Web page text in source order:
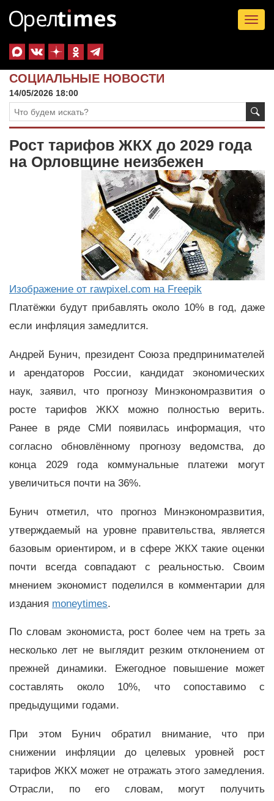
СОЦИАЛЬНЫЕ НОВОСТИ
14/05/2026 18:00
Рост тарифов ЖКХ до 2029 года
на Орловщине неизбежен
Изображение от rawpixel.com на Freepik
Платёжки будут прибавлять около 10% в год, даже
если инфляция замедлится.
Андрей Бунич, президент Союза предпринимателей
и арендаторов России, кандидат экономических
наук, заявил, что прогнозу Минэкономразвития о
росте тарифов ЖКХ можно полностью верить.
Ранее в ряде СМИ появилась информация, что
согласно обновлённому прогнозу ведомства, до
конца 2029 года коммунальные платежи могут
увеличиться почти на 36%.
Бунич отметил, что прогноз Минэкономразвития,
утверждаемый на уровне правительства, является
базовым ориентиром, и в сфере ЖКХ такие оценки
почти всегда совпадают с реальностью. Своим
мнением экономист поделился в комментарии для
издания moneytimes.
По словам экономиста, рост более чем на треть за
несколько лет не выглядит резким отклонением от
прежней динамики. Ежегодное повышение может
составлять около 10%, что сопоставимо с
предыдущими годами.
При этом Бунич обратил внимание, что при
снижении инфляции до целевых уровней рост
тарифов ЖКХ может не отражать этого замедления.
Отрасли, по его словам, могут получить